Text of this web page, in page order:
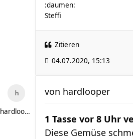
:daumen:
Steffi
Zitieren
04.07.2020, 15:13
hardlooper
von hardlooper
1 Tasse vor 8 Uhr
Diese Gemüse